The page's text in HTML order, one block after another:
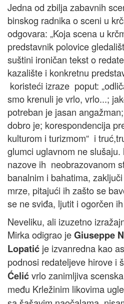
Jedna od zbilja zabavnih
binskog radnika o sceni u
odgovara: „Koja scena u
predstavnik polovice
suštini ironičan tekst o
kazalište i konkretnu
koristeći izraze poput:
smo krenuli je vrlo, vrlo...;
potreban je jasan
dobro je; korespondencija
kulturom i turizmom“ i
glumci uglavnom ne
nazove ih neobrazovanom
banalnim i bahatima,
mrze, pitajući ih zašto se
se ne sviđa, ljutit i ogorčen
Neveliku, ali izuzetno
Mirka odigrao jeGiuseppe
Lopatić je izvanredna kao
podnosi redateljeve hirove i
Ćelićvrlo zanimljiva
među Krležinim likovima